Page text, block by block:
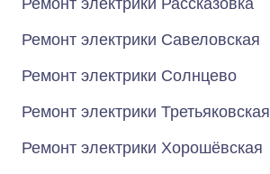
Ремонт электрики Рассказовка
Ремонт электрики Савеловская
Ремонт электрики Солнцево
Ремонт электрики Третьяковская
Ремонт электрики Хорошёвская